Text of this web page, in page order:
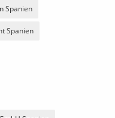
Spanien
Spanien